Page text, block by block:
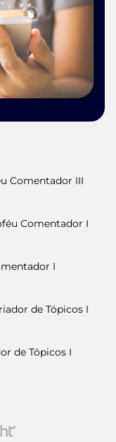
Comentador III
Comentador I
I
de Tópicos I
de Tópicos I